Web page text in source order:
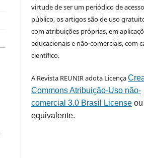
virtude de ser um periódico de
público, os artigos são de uso
com atribuições próprias, em
educacionais e não-comerciais, com
científico.
A Revista REUNIR adota Licença
Commons Atribuição-Uso não-
comercial 3.0 Brasil License
equivalente.